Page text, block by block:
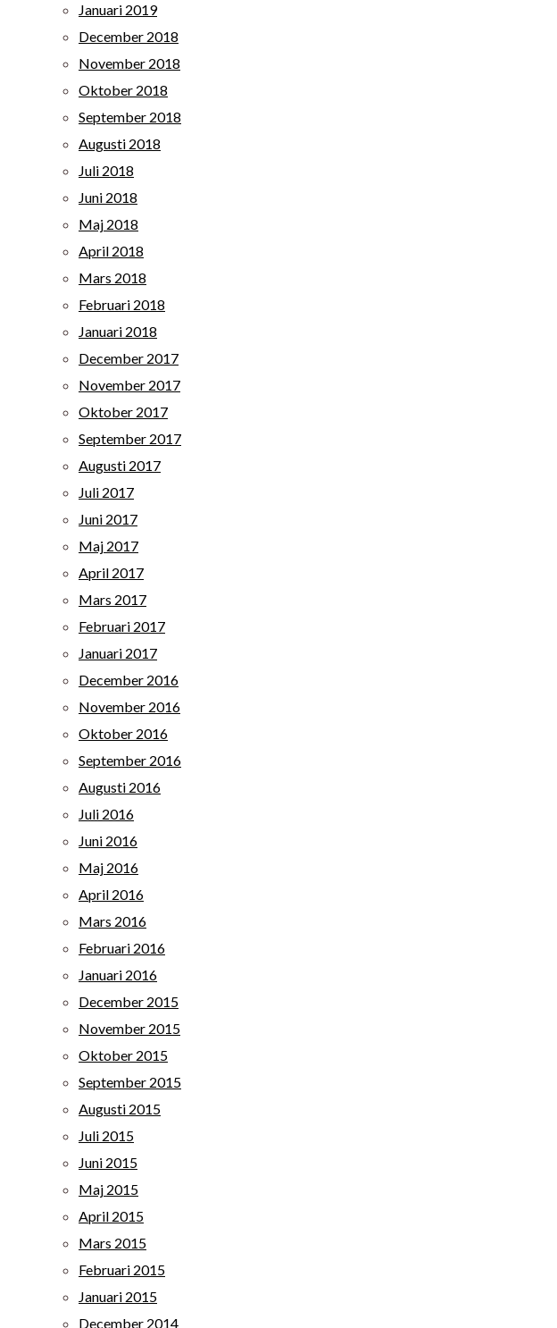
Januari 2019
December 2018
November 2018
Oktober 2018
September 2018
Augusti 2018
Juli 2018
Juni 2018
Maj 2018
April 2018
Mars 2018
Februari 2018
Januari 2018
December 2017
November 2017
Oktober 2017
September 2017
Augusti 2017
Juli 2017
Juni 2017
Maj 2017
April 2017
Mars 2017
Februari 2017
Januari 2017
December 2016
November 2016
Oktober 2016
September 2016
Augusti 2016
Juli 2016
Juni 2016
Maj 2016
April 2016
Mars 2016
Februari 2016
Januari 2016
December 2015
November 2015
Oktober 2015
September 2015
Augusti 2015
Juli 2015
Juni 2015
Maj 2015
April 2015
Mars 2015
Februari 2015
Januari 2015
December 2014